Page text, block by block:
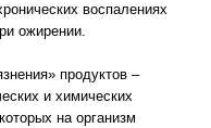
воспалениях
ожирении.
продуктов –
и химических
на организм